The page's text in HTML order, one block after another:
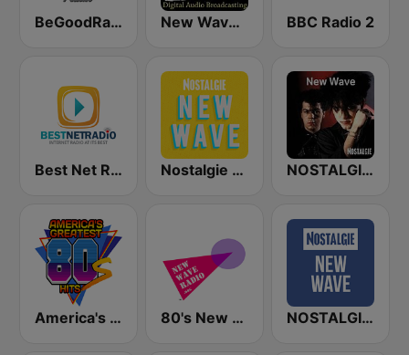
BeGoodRadio - 80s New Wave New Wave 80's Music Radio BBC Radio 2
Best Net Radio - New Wave Nostalgie New Wave NOSTALGIE NEW WAVE
America's Greatest 80s Hits 80's New Wave Radio - NewWaveRadio.org NOSTALGIE New Wave